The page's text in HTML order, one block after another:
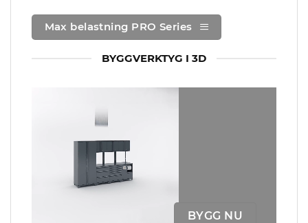
Max belastning PRO Series
BYGGVERKTYG I 3D
BYGG NU